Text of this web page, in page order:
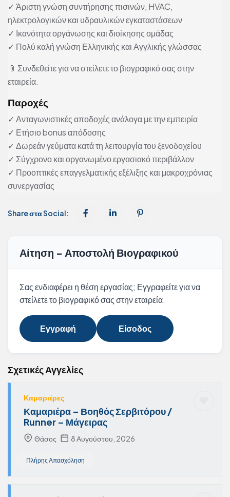
✓ Άριστη γνώση συντήρησης πισινών, HVAC,
ηλεκτρολογικών και υδραυλικών εγκαταστάσεων
✓ Ικανότητα οργάνωσης και διοίκησης ομάδας
✓ Πολύ καλή γνώση Ελληνικής και Αγγλικής γλώσσας
📎 Συνδεθείτε για να στείλετε το βιογραφικό σας στην
εταιρεία.
Παροχές
✓ Ανταγωνιστικές αποδοχές ανάλογα με την εμπειρία
✓ Ετήσιο bonus απόδοσης
✓ Δωρεάν γεύματα κατά τη λειτουργία του ξενοδοχείου
✓ Σύγχρονο και οργανωμένο εργασιακό περιβάλλον
✓ Προοπτικές επαγγελματικής εξέλιξης και μακροχρόνιας
συνεργασίας
Share στα Social:
Αίτηση - Αποστολή Βιογραφικού
Σας ενδιαφέρει η θέση εργασίας; Εγγραφείτε για να
στείλετε το βιογραφικό σας στην εταιρεία.
Εγγραφή Είσοδος
Σχετικές Αγγελίες
Καμαριέρες
Καμαριέρα – Βοηθός Σερβιτόρου /
Runner – Μάγειρας
Θάσος 8 Αυγούστου, 2026
Πλήρης Απασχόληση